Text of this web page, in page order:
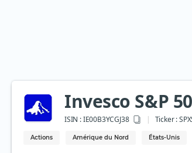
Invesco S&P
ISIN :IE00B3YCGJ38 Ticker :
Actions Amérique du Nord États-Unis